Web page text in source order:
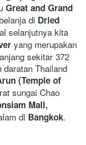
Great and Grand
di Dried
selanjutnya kita
yang merupakan
sekitar 372
Thailand
(Temple of
sungai Chao
Mall,
di Bangkok